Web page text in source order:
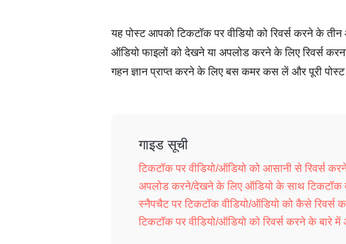
यह पोस्ट आपको टिकटॉक पर वीडियो को रिवर्स करने के
ऑडियो फाइलों को देखने या अपलोड करने के लिए रिवर्स
गहन ज्ञान प्राप्त करने के लिए बस कमर कस लें और पूरी
गाइड सूची
टिकटॉक पर वीडियो/ऑडियो को आसानी से रिवर्स
अपलोड करने/देखने के लिए ऑडियो के साथ टिकटॉक
स्नैपचैट पर टिकटॉक वीडियो/ऑडियो को कैसे रिवर्स
टिकटॉक पर वीडियो/ऑडियो को रिवर्स करने के बारे